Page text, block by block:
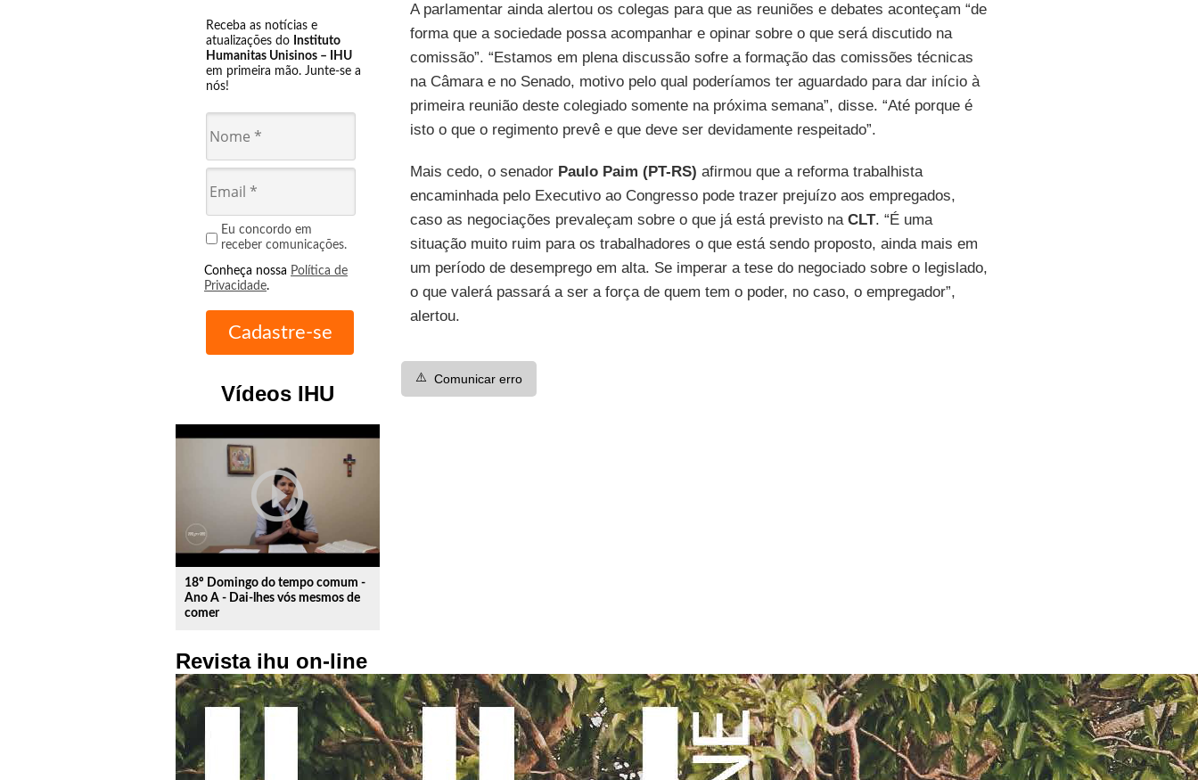
Receba as notícias e
atualizações do Instituto
Humanitas Unisinos – IHU
em primeira mão. Junte-se a
nós!
Eu concordo em
receber comunicações.
Conheça nossa Política de
Privacidade.
Vídeos IHU
play_circle_outline
18º Domingo do tempo comum -
Ano A - Dai-lhes vós mesmos de
comer
Revista ihu on-line
A parlamentar ainda alertou os colegas para que as reuniões e debates aconteçam “de
forma que a sociedade possa acompanhar e opinar sobre o que será discutido na
comissão”. “Estamos em plena discussão sofre a formação das comissões técnicas
na Câmara e no Senado, motivo pelo qual poderíamos ter aguardado para dar início à
primeira reunião deste colegiado somente na próxima semana”, disse. “Até porque é
isto o que o regimento prevê e que deve ser devidamente respeitado”.
Mais cedo, o senador Paulo Paim (PT-RS) afirmou que a reforma trabalhista
encaminhada pelo Executivo ao Congresso pode trazer prejuízo aos empregados,
caso as negociações prevaleçam sobre o que já está previsto na CLT. “É uma
situação muito ruim para os trabalhadores o que está sendo proposto, ainda mais em
um período de desemprego em alta. Se imperar a tese do negociado sobre o legislado,
o que valerá passará a ser a força de quem tem o poder, no caso, o empregador”,
alertou.
⚠️ Comunicar erro